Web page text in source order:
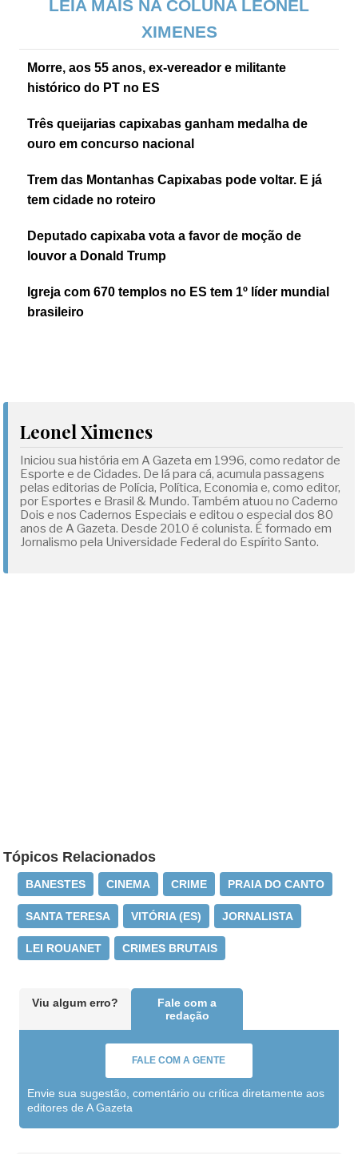
LEIA MAIS NA COLUNA LEONEL
XIMENES
Morre, aos 55 anos, ex-vereador e militante
histórico do PT no ES
Três queijarias capixabas ganham medalha de
ouro em concurso nacional
Trem das Montanhas Capixabas pode voltar. E já
tem cidade no roteiro
Deputado capixaba vota a favor de moção de
louvor a Donald Trump
Igreja com 670 templos no ES tem 1º líder mundial
brasileiro
Leonel Ximenes
Iniciou sua história em A Gazeta em 1996, como redator de
Esporte e de Cidades. De lá para cá, acumula passagens
pelas editorias de Polícia, Política, Economia e, como editor,
por Esportes e Brasil & Mundo. Também atuou no Caderno
Dois e nos Cadernos Especiais e editou o especial dos 80
anos de A Gazeta. Desde 2010 é colunista. É formado em
Jornalismo pela Universidade Federal do Espírito Santo.
Tópicos Relacionados
BANESTES CINEMA CRIME PRAIA DO CANTO
SANTA TERESA VITÓRIA (ES) JORNALISTA
LEI ROUANET CRIMES BRUTAIS
Viu algum erro?
Fale com a
redação
FALE COM A GENTE
Envie sua sugestão, comentário ou crítica diretamente aos
editores de A Gazeta